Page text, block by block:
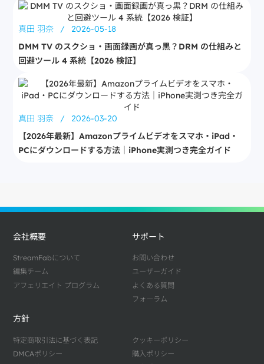
真田 羽奈 /
2026-05-18
DMM TV のスクショ・画面録画が真っ黒？DRM の仕組みと
回避ツール 4 系統【2026 検証】
真田 羽奈 /
2026-03-20
【2026年最新】Amazonプライムビデオをスマホ・iPad・
PCにダウンロードする方法｜iPhone実測つき完全ガイド
会社概要
StreamFabについて
編集チーム
アフェリエイト プログラム
サポート
お問い合わせ
ユーザーガイド
よくある質問
フォーラム
方針
特定商取引法に基づく表記
DMCAポリシー
クッキーポリシー
購入ポリシー